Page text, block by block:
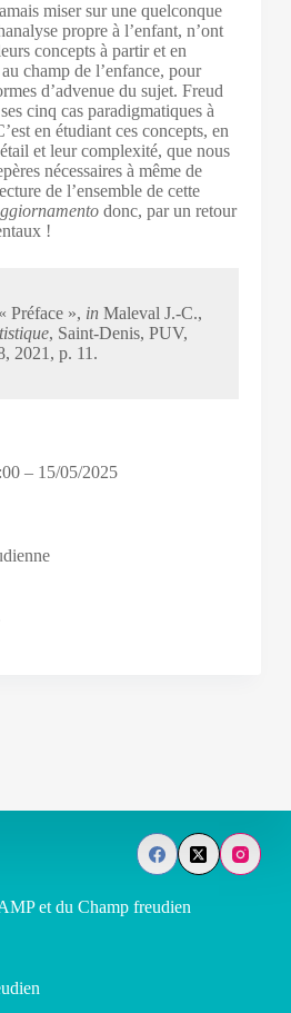
miser sur une quelconque
propre à l’enfant, n’ont
concepts à partir et en
champ de l’enfance, pour
d’advenue du sujet. Freud
cinq cas paradigmatiques à
en étudiant ces concepts, en
et leur complexité, que nous
nécessaires à même de
de l’ensemble de cette
donc, par un retour
!
Préface », in Maleval J.-C.,
, Saint-Denis, PUV,
2021, p. 11.
– 15/05/2025
et du Champ freudien